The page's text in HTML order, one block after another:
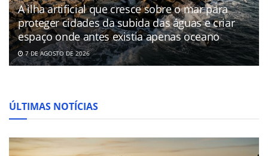
A ilha artificial que cresce sobre o mar para
proteger cidades da subida das águas e criar
espaço onde antes existia apenas oceano
7 DE AGOSTO DE 2026
ÚLTIMAS NOTÍCIAS